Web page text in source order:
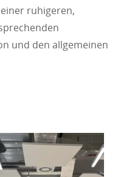
ruhigeren,
und den allgemeinen